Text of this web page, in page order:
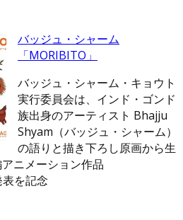
バッジュ・シャーム
「MORIBITO」
バッジュ・シャーム・キョウト
実行委員会は、インド・ゴンド
族出身のアーティスト Bhajju
Shyam（バッジュ・シャーム）
の語りと描き下ろし原画から生
ニメーション作品
表を記念